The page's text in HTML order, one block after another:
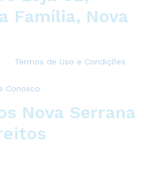
Família, Nova
Termos de Uso e Condições
Conosco
Nova Serrana